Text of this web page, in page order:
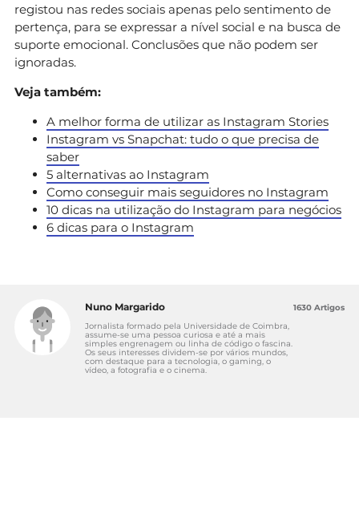
registou nas redes sociais apenas pelo sentimento de
pertença, para se expressar a nível social e na busca de
suporte emocional. Conclusões que não podem ser
ignoradas.
Veja também:
A melhor forma de utilizar as Instagram Stories
Instagram vs Snapchat: tudo o que precisa de
saber
5 alternativas ao Instagram
Como conseguir mais seguidores no Instagram
10 dicas na utilização do Instagram para negócios
6 dicas para o Instagram
Nuno Margarido
Jornalista formado pela Universidade de Coimbra,
assume-se uma pessoa curiosa e até a mais
simples engrenagem ou linha de código o fascina.
Os seus interesses dividem-se por vários mundos,
com destaque para a tecnologia, o gaming, o
vídeo, a fotografia e o cinema.
1630 Artigos